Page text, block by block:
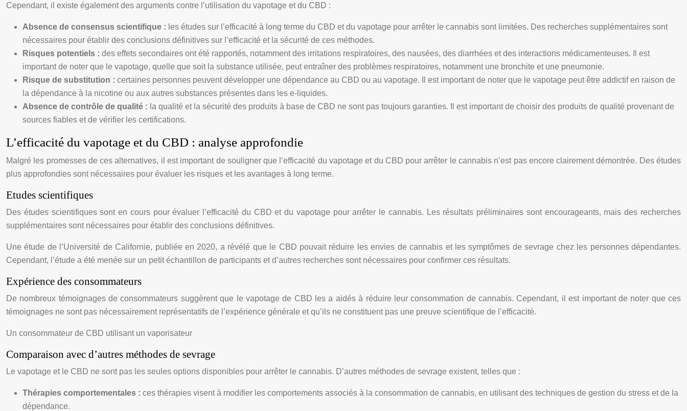
Cependant, il existe également des arguments contre l’utilisation du vapotage et du CBD :
Absence de consensus scientifique : les études sur l’efficacité à long terme du CBD et du vapotage pour arrêter le cannabis sont limitées. Des recherches supplémentaires sont
nécessaires pour établir des conclusions définitives sur l’efficacité et la sécurité de ces méthodes.
Risques potentiels : des effets secondaires ont été rapportés, notamment des irritations respiratoires, des nausées, des diarrhées et des interactions médicamenteuses. Il est
important de noter que le vapotage, quelle que soit la substance utilisée, peut entraîner des problèmes respiratoires, notamment une bronchite et une pneumonie.
Risque de substitution : certaines personnes peuvent développer une dépendance au CBD ou au vapotage. Il est important de noter que le vapotage peut être addictif en raison de
la dépendance à la nicotine ou aux autres substances présentes dans les e-liquides.
Absence de contrôle de qualité : la qualité et la sécurité des produits à base de CBD ne sont pas toujours garanties. Il est important de choisir des produits de qualité provenant de
sources fiables et de vérifier les certifications.
L’efficacité du vapotage et du CBD : analyse approfondie
Malgré les promesses de ces alternatives, il est important de souligner que l’efficacité du vapotage et du CBD pour arrêter le cannabis n’est pas encore clairement démontrée. Des études
plus approfondies sont nécessaires pour évaluer les risques et les avantages à long terme.
Etudes scientifiques
Des études scientifiques sont en cours pour évaluer l’efficacité du CBD et du vapotage pour arrêter le cannabis. Les résultats préliminaires sont encourageants, mais des recherches
supplémentaires sont nécessaires pour établir des conclusions définitives.
Une étude de l’Université de Californie, publiée en 2020, a révélé que le CBD pouvait réduire les envies de cannabis et les symptômes de sevrage chez les personnes dépendantes.
Cependant, l’étude a été menée sur un petit échantillon de participants et d’autres recherches sont nécessaires pour confirmer ces résultats.
Expérience des consommateurs
De nombreux témoignages de consommateurs suggèrent que le vapotage de CBD les a aidés à réduire leur consommation de cannabis. Cependant, il est important de noter que ces
témoignages ne sont pas nécessairement représentatifs de l’expérience générale et qu’ils ne constituent pas une preuve scientifique de l’efficacité.
Un consommateur de CBD utilisant un vaporisateur
Comparaison avec d’autres méthodes de sevrage
Le vapotage et le CBD ne sont pas les seules options disponibles pour arrêter le cannabis. D’autres méthodes de sevrage existent, telles que :
Thérapies comportementales : ces thérapies visent à modifier les comportements associés à la consommation de cannabis, en utilisant des techniques de gestion du stress et de la
dépendance.